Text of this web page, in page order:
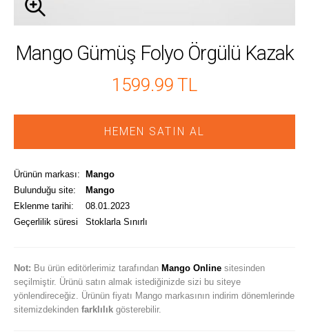
Mango Gümüş Folyo Örgülü Kazak
1599.99 TL
HEMEN SATIN AL
Ürünün markası:
Mango
Bulunduğu site:
Mango
Eklenme tarihi:
08.01.2023
Geçerlilik süresi
Stoklarla Sınırlı
Not: Bu ürün editörlerimiz tarafından Mango Onlinesitesinden
seçilmiştir. Ürünü satın almak istediğinizde sizi bu siteye
yönlendireceğiz. Ürünün fiyatı Mango markasının indirim dönemlerinde
sitemizdekinden farklılıkgösterebilir.